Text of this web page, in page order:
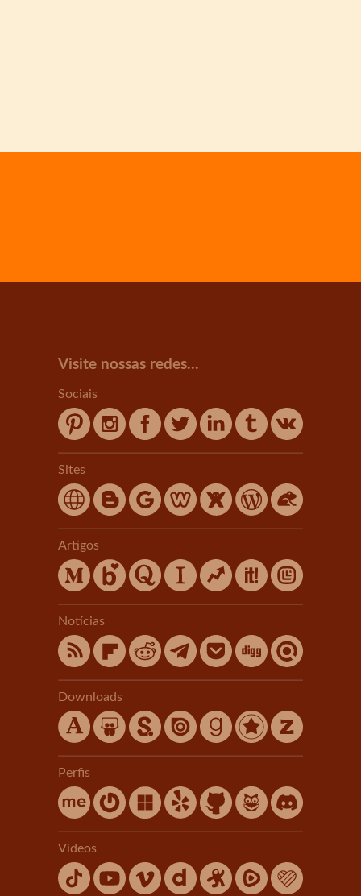
Visite nossas redes...
Sociais
Sites
Artigos
Notícias
Downloads
Perfis
Vídeos